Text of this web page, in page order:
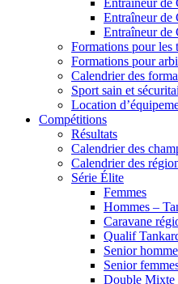
Entraîneur de
Entraîneur de
Entraîneur de
Formations pour les
Formations pour
Calendrier des
Sport sain et
Location
Compétitions
Résultats
Calendrier des
Calendrier des
Série Élite
Femmes
Hommes –
Caravane
Qualif
Senior
Senior
Double Mixte